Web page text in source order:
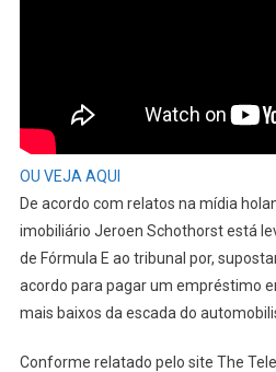
OU VEJA AQUI
De acordo com relatos na mídia
imobiliário Jeroen Schothorst está
de Fórmula E ao tribunal por,
acordo para pagar um empréstimo
mais baixos da escada do
Conforme relatado pelo site The